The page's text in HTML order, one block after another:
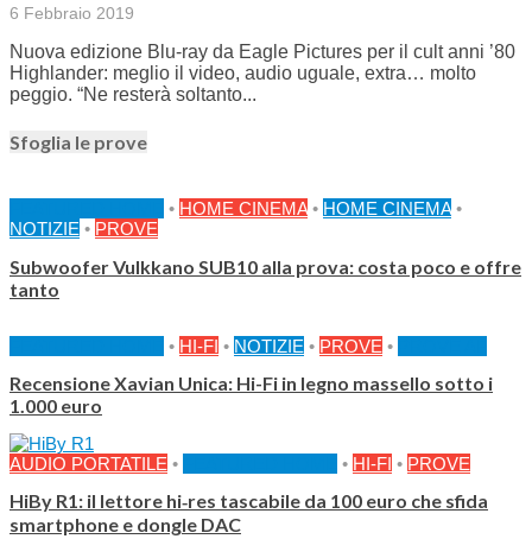
6 Febbraio 2019
Nuova edizione Blu-ray da Eagle Pictures per il cult anni ’80
Highlander: meglio il video, audio uguale, extra… molto
peggio. “Ne resterà soltanto...
Sfoglia le prove
• HOME CINEMA • HOME CINEMA •
NOTIZIE • PROVE
Subwoofer Vulkkano SUB10 alla prova: costa poco e offre
tanto
• HI-FI • NOTIZIE • PROVE •
Recensione Xavian Unica: Hi-Fi in legno massello sotto i
1.000 euro
AUDIO PORTATILE • • HI-FI • PROVE
HiBy R1: il lettore hi‑res tascabile da 100 euro che sfida
smartphone e dongle DAC